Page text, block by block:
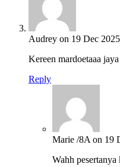
Audrey on 19 Dec
Kereen mardoetaaa
Reply
Marie /8A on 19
Wahh pesertanya